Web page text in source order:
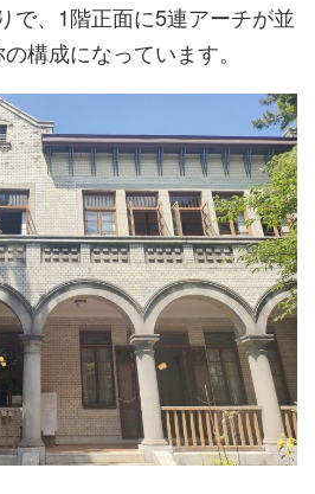
で、1階正面に5連アーチが並
構成になっています。